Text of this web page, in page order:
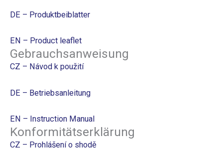
DE – Produktbeiblatter
EN – Product leaflet
Gebrauchsanweisung
CZ – Návod k použití
DE – Betriebsanleitung
EN – Instruction Manual
Konformitätserklärung
CZ – Prohlášení o shodě